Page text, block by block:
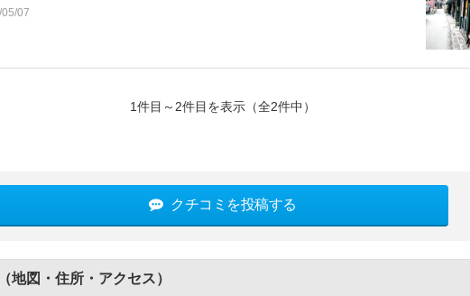
07
1件目～2件目を表示（全2件中）
クチコミを投稿する
地図・住所・アクセス）